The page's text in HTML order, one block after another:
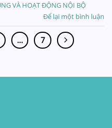
VÀ HOẠT ĐỘNG NỘI BỘ
Để lại một bình luận
… 7